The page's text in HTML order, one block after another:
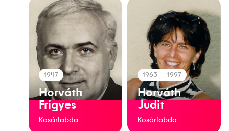
1947
Horváth
Frigyes
Kosárlabda
1963 — 1997
Horváth
Judit
Kosárlabda